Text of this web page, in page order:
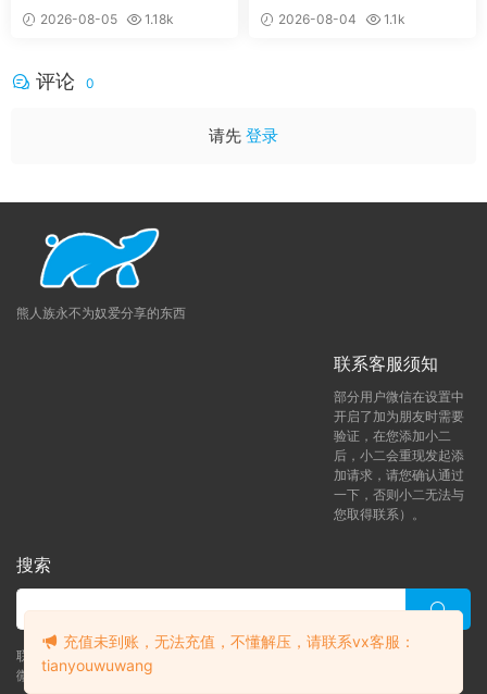
d-@XiaoAo.art）
2026-08-05 1.18k
15579-@孔控Kong）
2026-08-04 1.1k
评论 0
请先 登录
熊人族永不为奴爱分享的东西
联系客服须知
部分用户微信在设置中
开启了加为朋友时需要
验证，在您添加小二
后，小二会重现发起添
加请求，请您确认通过
一下，否则小二无法与
您取得联系）。
搜索
联系客服 (添加后告诉客服-来自熊人族咨询问题)
微信客服（tianyouwuwang）
充值未到账，无法充值，不懂解压，请联系vx客服：
tianyouwuwang